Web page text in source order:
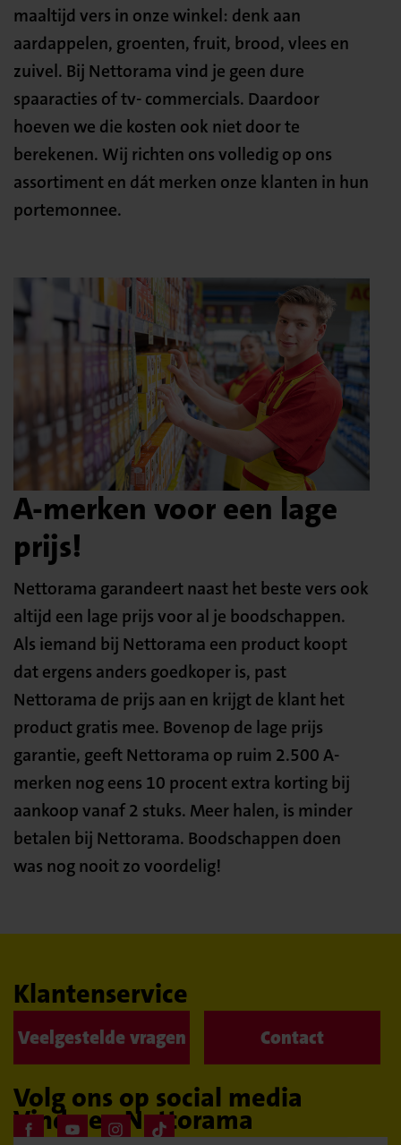
maaltijd vers in onze winkel: denk aan
aardappelen, groenten, fruit, brood, vlees en
zuivel. Bij Nettorama vind je geen dure
spaaracties of tv- commercials. Daardoor
hoeven we die kosten ook niet door te
berekenen. Wij richten ons volledig op ons
assortiment en dát merken onze klanten in hun
portemonnee.
A-merken voor een lage
prijs!
Nettorama garandeert naast het beste vers ook
altijd een lage prijs voor al je boodschappen.
Als iemand bij Nettorama een product koopt
dat ergens anders goedkoper is, past
Nettorama de prijs aan en krijgt de klant het
product gratis mee. Bovenop de lage prijs
garantie, geeft Nettorama op ruim 2.500 A-
merken nog eens 10 procent extra korting bij
aankoop vanaf 2 stuks. Meer halen, is minder
betalen bij Nettorama. Boodschappen doen
was nog nooit zo voordelig!
Klantenservice
Veelgestelde vragen Contact
Volg ons op social media
Vind een Nettorama